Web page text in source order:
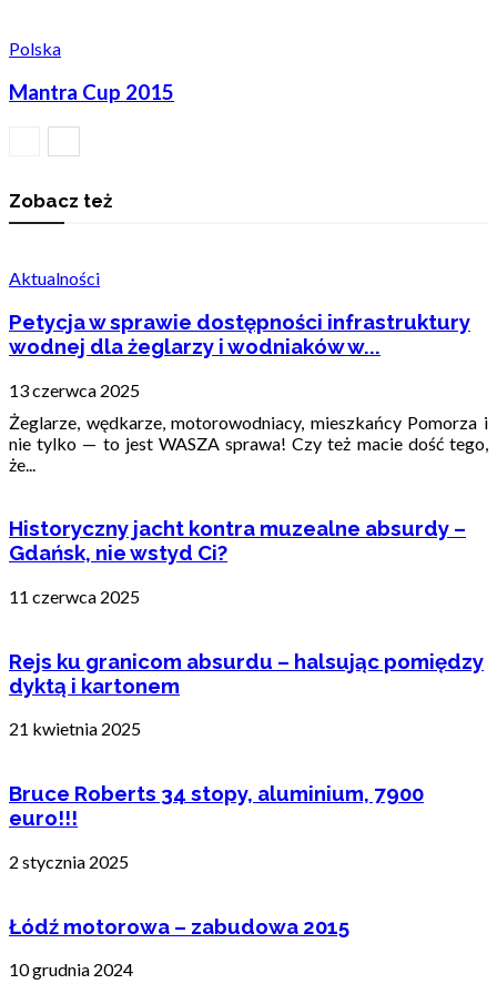
Polska
Mantra Cup 2015
Zobacz też
Aktualności
Petycja w sprawie dostępności infrastruktury
wodnej dla żeglarzy i wodniaków w...
13 czerwca 2025
Żeglarze, wędkarze, motorowodniacy, mieszkańcy Pomorza i
nie tylko — to jest WASZA sprawa! Czy też macie dość tego,
że...
Historyczny jacht kontra muzealne absurdy –
Gdańsk, nie wstyd Ci?
11 czerwca 2025
Rejs ku granicom absurdu – halsując pomiędzy
dyktą i kartonem
21 kwietnia 2025
Bruce Roberts 34 stopy, aluminium, 7900
euro!!!
2 stycznia 2025
Łódź motorowa – zabudowa 2015
10 grudnia 2024